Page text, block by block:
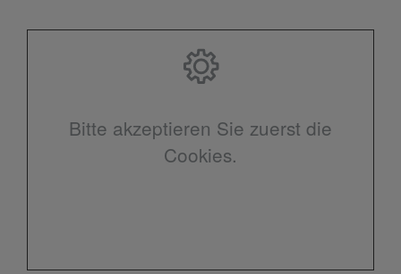
Bitte akzeptieren Sie zuerst die
Cookies.